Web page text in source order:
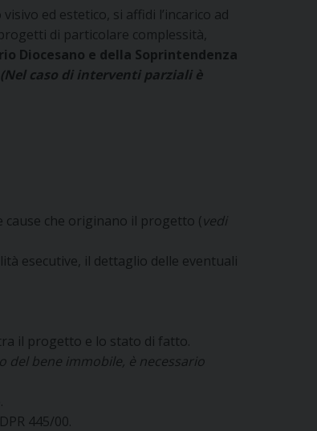
ed estetico, si affidi l’incarico ad
di particolare complessità,
Diocesano e della Soprintendenza
(Nel caso di interventi parziali è
cause che originano il progetto (vedi
esecutive, il dettaglio delle eventuali
il progetto e lo stato di fatto.
bene immobile, è necessario
445/00.